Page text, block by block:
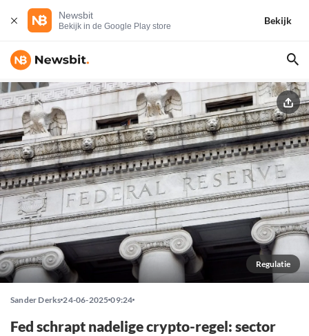
Newsbit
Bekijk in de Google Play store
Bekijk
Regulatie
Sander Derks 24-06-2025 09:24
Fed schrapt nadelige crypto-regel: sector